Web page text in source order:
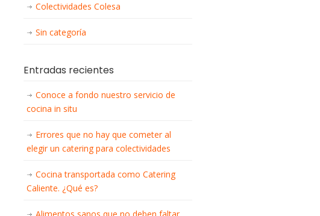
Colectividades Colesa
Sin categoría
Entradas recientes
Conoce a fondo nuestro servicio de
cocina in situ
Errores que no hay que cometer al
elegir un catering para colectividades
Cocina transportada como Catering
Caliente. ¿Qué es?